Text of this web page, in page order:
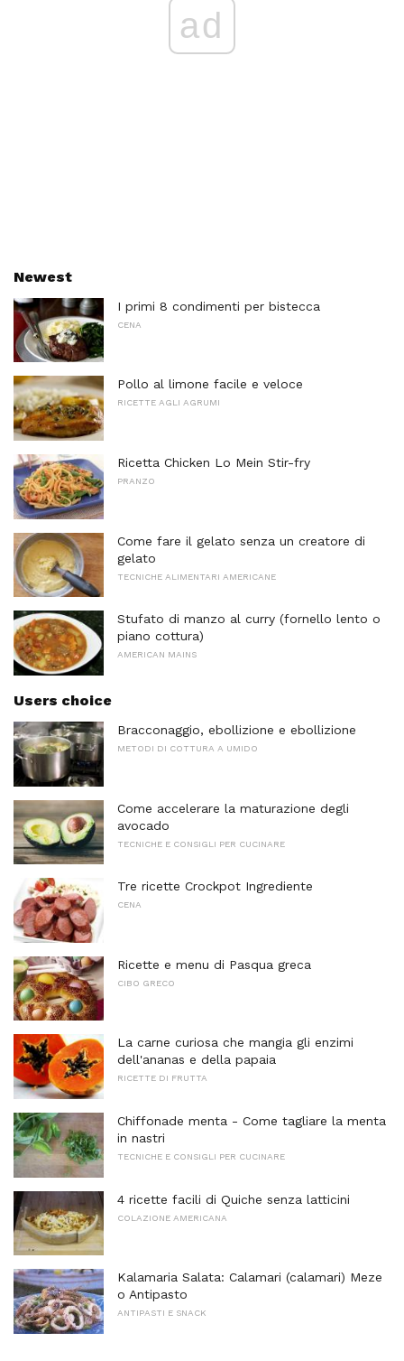
ad
Newest
I primi 8 condimenti per bistecca
CENA
Pollo al limone facile e veloce
RICETTE AGLI AGRUMI
Ricetta Chicken Lo Mein Stir-fry
PRANZO
Come fare il gelato senza un creatore di
gelato
TECNICHE ALIMENTARI AMERICANE
Stufato di manzo al curry (fornello lento o
piano cottura)
AMERICAN MAINS
Users choice
Bracconaggio, ebollizione e ebollizione
METODI DI COTTURA A UMIDO
Come accelerare la maturazione degli
avocado
TECNICHE E CONSIGLI PER CUCINARE
Tre ricette Crockpot Ingrediente
CENA
Ricette e menu di Pasqua greca
CIBO GRECO
La carne curiosa che mangia gli enzimi
dell'ananas e della papaia
RICETTE DI FRUTTA
Chiffonade menta - Come tagliare la menta
in nastri
TECNICHE E CONSIGLI PER CUCINARE
4 ricette facili di Quiche senza latticini
COLAZIONE AMERICANA
Kalamaria Salata: Calamari (calamari) Meze
o Antipasto
ANTIPASTI E SNACK